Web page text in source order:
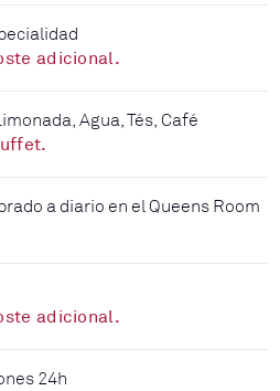
adicional.
Agua, Tés, Café
a diario en el Queens Room
adicional.
24h